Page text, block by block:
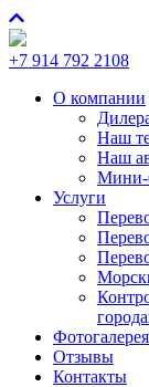
+7 914 792 2108
О компании
Наш
Наш
Мини-
Услуги
Фотогалерея
Отзывы
Контакты